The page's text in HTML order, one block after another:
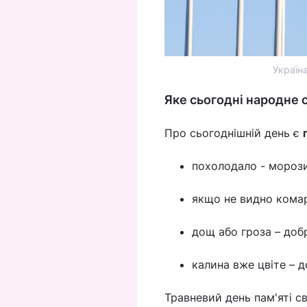
Яке сьогодні народне
Про сьогоднішній день є
похолодало -
якщо не видно
дощ або гроза –
калина вже цвіте –
Травневий день пам'яті